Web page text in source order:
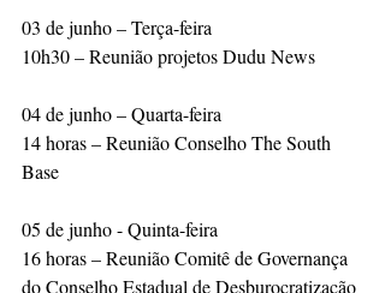
03 de junho – Terça-feira
10h30 – Reunião projetos Dudu News
04 de junho – Quarta-feira
14 horas – Reunião Conselho The South
Base
05 de junho - Quinta-feira
16 horas – Reunião Comitê de Governança
do Conselho Estadual de Desburocratização